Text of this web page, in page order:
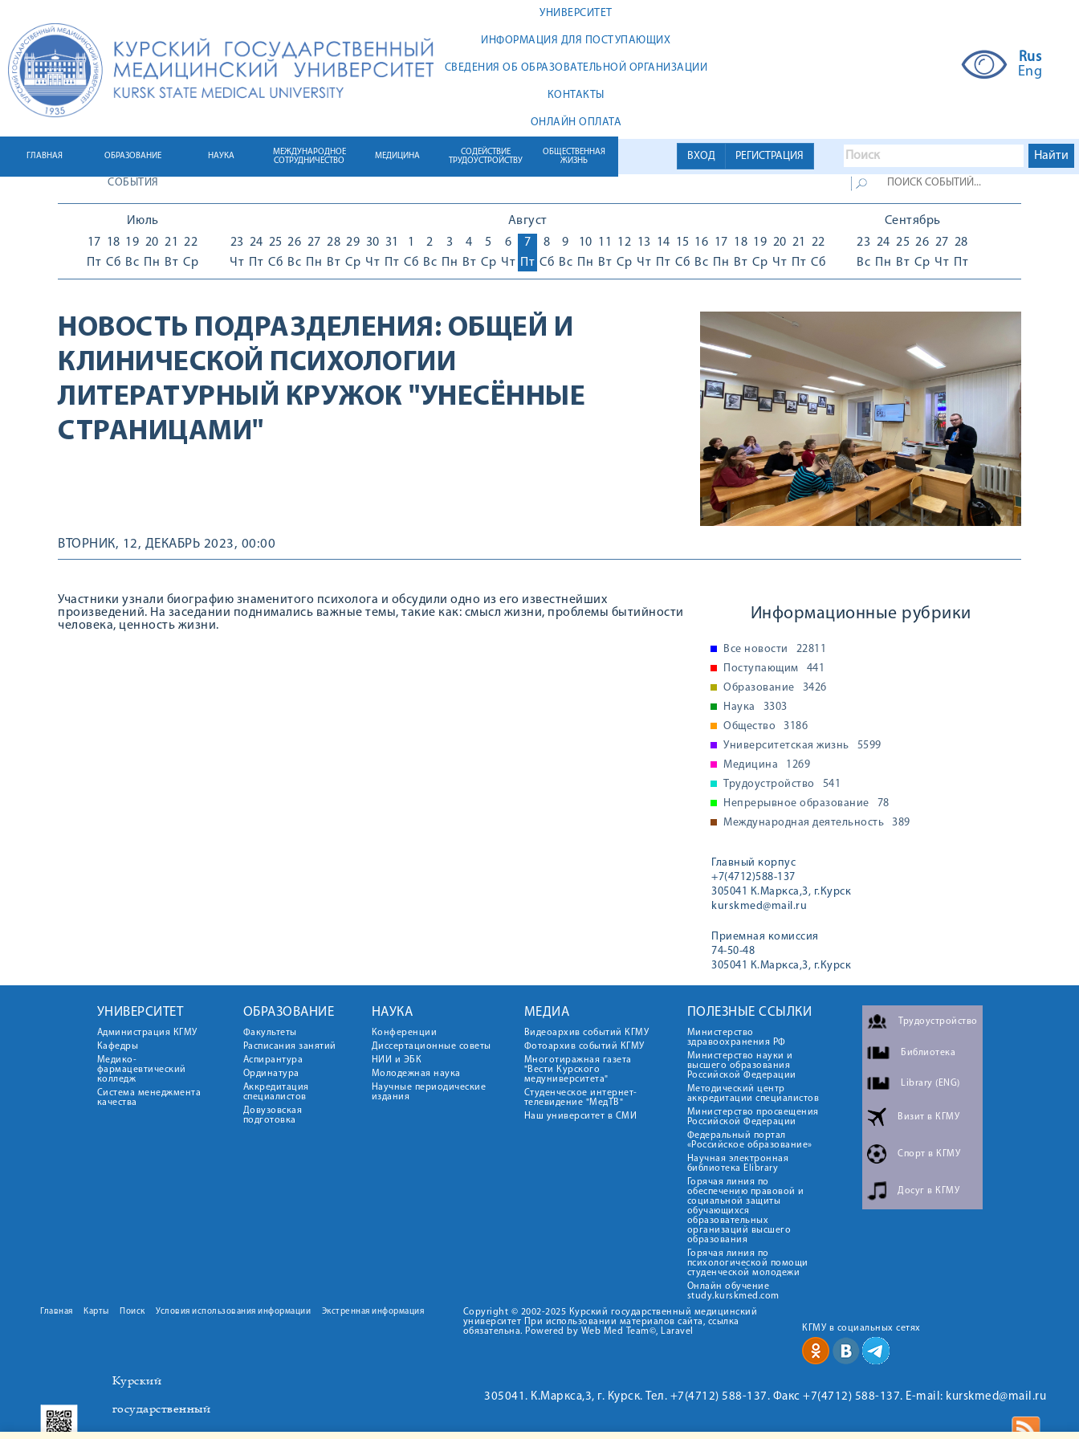
УНИВЕРСИТЕТ
ИНФОРМАЦИЯ ДЛЯ ПОСТУПАЮЩИХ
СВЕДЕНИЯ ОБ ОБРАЗОВАТЕЛЬНОЙ ОРГАНИЗАЦИИ
КОНТАКТЫ
ОНЛАЙН ОПЛАТА
Rus
Eng
ВХОД РЕГИСТРАЦИЯ
ГЛАВНАЯ ОБРАЗОВАНИЕ НАУКА
МЕЖДУНАРОДНОЕ
СОТРУДНИЧЕСТВО
МЕДИЦИНА
СОДЕЙСТВИЕ
ТРУДОУСТРОЙСТВУ
ОБЩЕСТВЕННАЯ
ЖИЗНЬ
СОБЫТИЯ
Июль
17
Пт
18
Сб
19
Вс
20
Пн
21
Вт
22
Ср
Август
23
Чт
24
Пт
25
Сб
26
Вс
27
Пн
28
Вт
29
Ср
30
Чт
31
Пт
1
Сб
2
Вс
3
Пн
4
Вт
5
Ср
6
Чт
7
Пт
8
Сб
9
Вс
10
Пн
11
Вт
12
Ср
13
Чт
14
Пт
15
Сб
16
Вс
17
Пн
18
Вт
19
Ср
20
Чт
21
Пт
22
Сб
Сентябрь
23
Вс
24
Пн
25
Вт
26
Ср
27
Чт
28
Пт
НОВОСТЬ ПОДРАЗДЕЛЕНИЯ: ОБЩЕЙ И
КЛИНИЧЕСКОЙ ПСИХОЛОГИИ
ЛИТЕРАТУРНЫЙ КРУЖОК "УНЕСЁННЫЕ
СТРАНИЦАМИ"
ВТОРНИК, 12, ДЕКАБРЬ 2023, 00:00
Участники узнали биографию знаменитого психолога и обсудили одно из его известнейших
произведений. На заседании поднимались важные темы, такие как: смысл жизни, проблемы бытийности
человека, ценность жизни.
Информационные рубрики
Все новости
22811
Поступающим
441
Образование
3426
Наука
3303
Общество
3186
Университетская жизнь
5599
Медицина
1269
Трудоустройство
541
Непрерывное образование
78
Международная деятельность
389
Главный корпус
+7(4712)588-137
305041 К.Маркса,3, г.Курск
kurskmed@mail.ru
Приемная комиссия
74-50-48
305041 К.Маркса,3, г.Курск
УНИВЕРСИТЕТ
Администрация КГМУ
Кафедры
Медико-
фармацевтический
колледж
Система менеджмента
качества
ОБРАЗОВАНИЕ
Факультеты
Расписания занятий
Аспирантура
Ординатура
Аккредитация
специалистов
Довузовская
подготовка
НАУКА
Конференции
Диссертационные советы
НИИ и ЭБК
Молодежная наука
Научные периодические
издания
МЕДИА
Видеоархив событий КГМУ
Фотоархив событий КГМУ
Многотиражная газета
"Вести Курского
медуниверситета"
Студенческое интернет-
телевидение "МедТВ"
Наш университет в СМИ
ПОЛЕЗНЫЕ ССЫЛКИ
Министерство
здравоохранения РФ
Министерство науки и
высшего образования
Российской Федерации
Методический центр
аккредитации специалистов
Министерство просвещения
Российской Федерации
Федеральный портал
«Российское образование»
Научная электронная
библиотека Elibrary
Горячая линия по
обеспечению правовой и
социальной защиты
обучающихся
образовательных
организаций высшего
образования
Горячая линия по
психологической помощи
студенческой молодежи
Онлайн обучение
study.kurskmed.com
Трудоустройство
Библиотека
Library (ENG)
Визит в КГМУ
Спорт в КГМУ
Досуг в КГМУ
Главная Карты Поиск Условия использования информации Экстренная информация
Copyright © 2002-2025 Курский государственный медицинский
университет При использовании материалов сайта, ссылка
обязательна. Powered by Web Med Team©, Laravel
КГМУ в социальных сетях
Курский
государственный
305041. К.Маркса,3, г. Курск. Тел. +7(4712) 588-137. Факс +7(4712) 588-137. E-mail: kurskmed@mail.ru